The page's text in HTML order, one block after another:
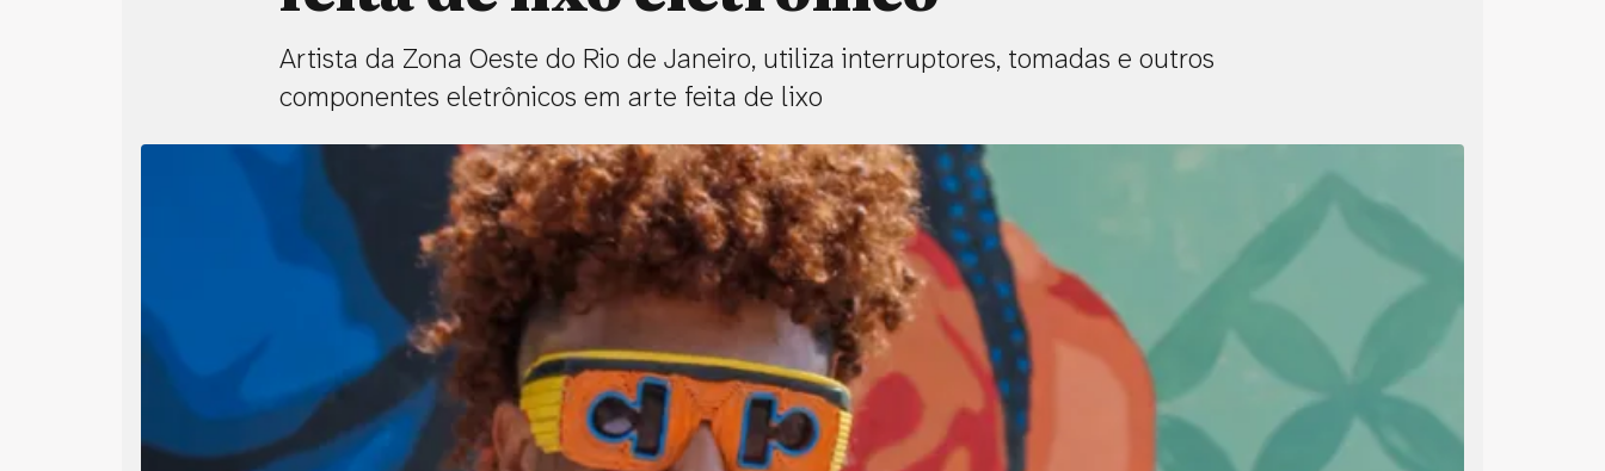
Artista da Zona Oeste do Rio de Janeiro, utiliza interruptores, tomadas e outros
componentes eletrônicos em arte feita de lixo